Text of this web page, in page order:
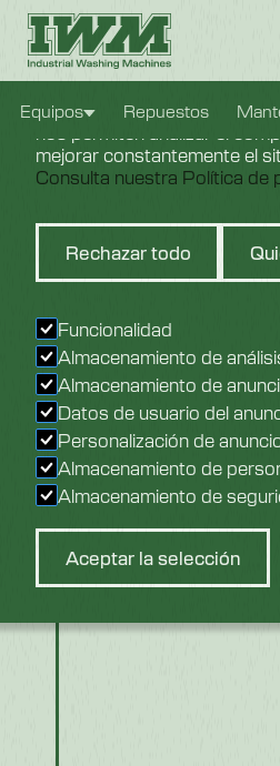
Equipos Repuestos
Configuración
Usamos cookies para
mejorar constantemente el
Consulta nuestra Política de
Rechazar todo
Funcionalidad
Almacenamiento de
Almacenamiento de
Datos de usuario del
Personalización de
Almacenamiento de
Almacenamiento de
Aceptar la selección